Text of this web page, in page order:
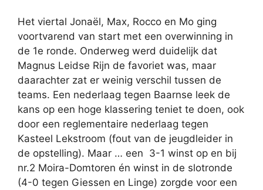
Het viertal Jonaël, Max, Rocco en Mo ging
voortvarend van start met een overwinning in
de 1e ronde. Onderweg werd duidelijk dat
Magnus Leidse Rijn de favoriet was, maar
daarachter zat er weinig verschil tussen de
teams. Een nederlaag tegen Baarnse leek de
kans op een hoge klassering teniet te doen, ook
door een reglementaire nederlaag tegen
Kasteel Lekstroom (fout van de jeugdleider in
de opstelling). Maar … een 3-1 winst op en bij
nr.2 Moira-Domtoren én winst in de slotronde
(4-0 tegen Giessen en Linge) zorgde voor een